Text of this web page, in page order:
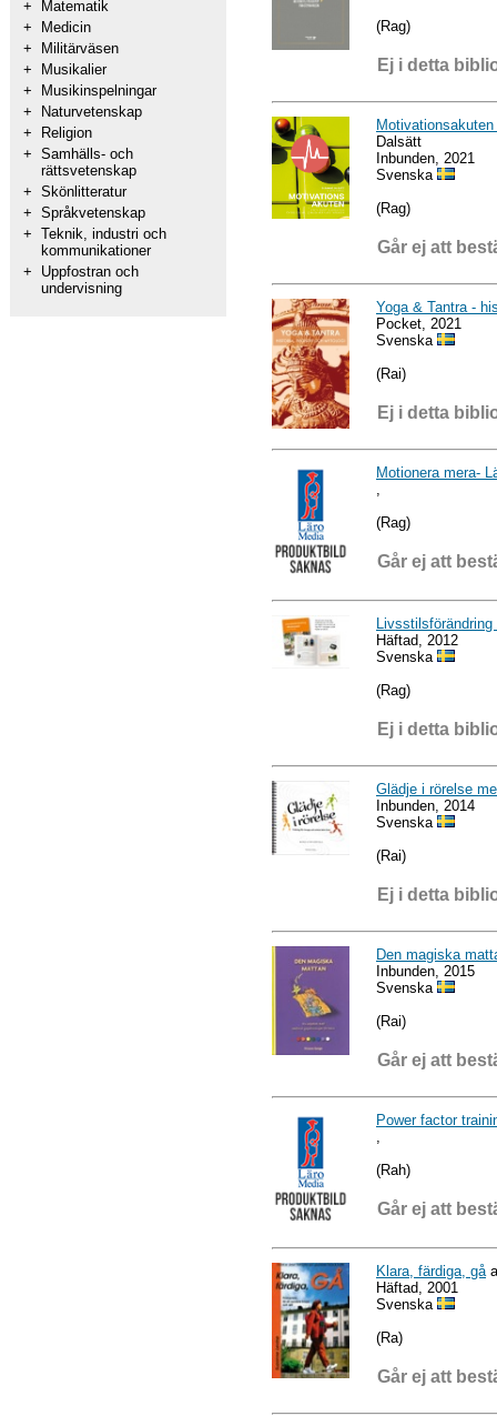
+
Matematik
+
Medicin
+
Militärväsen
+
Musikalier
+
Musikinspelningar
+
Naturvetenskap
+
Religion
+ Samhälls- och
rättsvetenskap
+ Skönlitteratur
+ Språkvetenskap
+ Teknik, industri och
kommunikationer
+
Uppfostran och
undervisning
(Rag)
Ej i detta
Dalsätt
Inbunden, 2021
Svenska
(Rag)
Går ej att
Yoga & Tantra -
Pocket, 2021
Svenska
(Rai)
Ej i detta
Motionera mera-
(Rag)
Går ej att
Häftad, 2012
Svenska
(Rag)
Ej i detta
Glädje i rörelse
Inbunden, 2014
Svenska
(Rai)
Ej i detta
Den magiska
Inbunden, 2015
Svenska
(Rai)
Går ej att
Power factor
(Rah)
Går ej att
Klara, färdiga, gå
Häftad, 2001
Svenska
(Ra)
Går ej att